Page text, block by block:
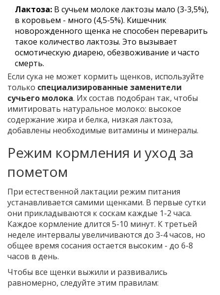
Лактоза: В сучьем молоке лактозы мало (3-3,5%),
в коровьем - много (4,5-5%). Кишечник
новорожденного щенка не способен переварить
такое количество лактозы. Это вызывает
осмотическую диарею, обезвоживание и часто
смерть.
Если сука не может кормить щенков, используйте
только специализированные заменители
сучьего молока. Их состав подобран так, чтобы
имитировать натуральное молоко: высокое
содержание жира и белка, низкая лактоза,
добавлены необходимые витамины и минералы.
Режим кормления и уход за
пометом
При естественной лактации режим питания
устанавливается самими щенками. В первые сутки
они прикладываются к соскам каждые 1-2 часа.
Каждое кормление длится 5-10 минут. К третьей
неделе интервалы увеличиваются до 3-4 часов, но
общее время сосания остается высоким - до 6-8
часов в день.
Чтобы все щенки выжили и развивались
равномерно, следуйте этим правилам: